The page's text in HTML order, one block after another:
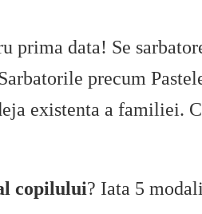
prima data! Se
precum
existenta a familiei.
copilului? Iata 5